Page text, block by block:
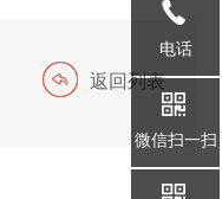
返回列表
电话
微信扫一扫